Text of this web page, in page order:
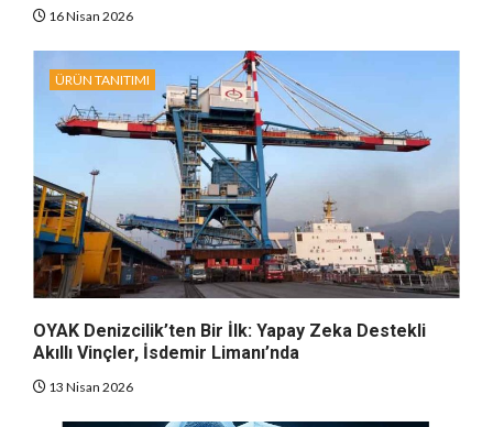
16 Nisan 2026
ÜRÜN TANITIMI
OYAK Denizcilik’ten Bir İlk: Yapay Zeka Destekli
Akıllı Vinçler, İsdemir Limanı’nda
13 Nisan 2026